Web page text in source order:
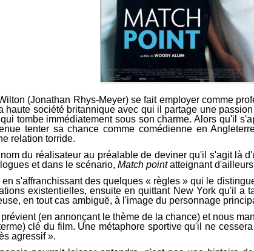
(Jonathan Rhys-Meyer) se fait employer comme
haute société britannique avec qui il partage une
tombe immédiatement sous son charme. Alors qu'il
tenter sa chance comme comédienne en
relation torride.
du réalisateur au préalable de deviner qu'il s'agit là
et dans le scénario, Match pointatteignant
s'affranchissant des quelques « règles » qui le
existentielles, ensuite en quittant New York qu'il
en tout cas ambiguë, à l'image du personnage
(en annonçant le thème de la chance) et nous
clé du film. Une métaphore sportive qu'il ne
agressif ».